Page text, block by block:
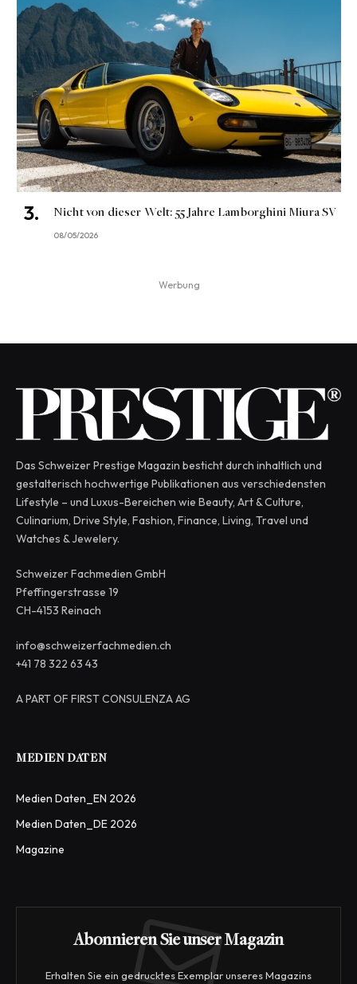
Nicht von dieser Welt: 55 Jahre Lamborghini Miura SV
08/05/2026
Werbung
Das Schweizer Prestige Magazin besticht durch inhaltlich und
gestalterisch hochwertige Publikationen aus verschiedensten
Lifestyle – und Luxus-Bereichen wie Beauty, Art & Culture,
Culinarium, Drive Style, Fashion, Finance, Living, Travel und
Watches & Jewelery.
Schweizer Fachmedien GmbH
Pfeffingerstrasse 19
CH-4153 Reinach
info@schweizerfachmedien.ch
+41 78 322 63 43
A PART OF FIRST CONSULENZA AG
MEDIEN DATEN
Medien Daten_EN 2026
Medien Daten_DE 2026
Magazine
Abonnieren Sie unser Magazin
Erhalten Sie ein gedrucktes Exemplar unseres Magazins